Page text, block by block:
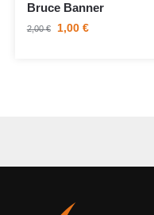
Bruce Banner
2,00€ 1,00€